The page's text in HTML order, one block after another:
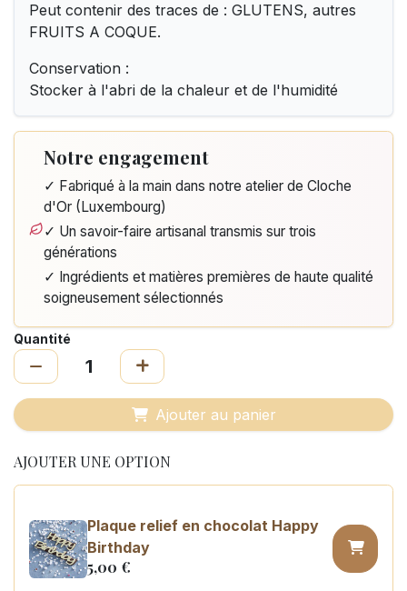
Peut contenir des traces de : GLUTENS, autres
FRUITS A COQUE.
Conservation :
Stocker à l'abri de la chaleur et de l'humidité
Notre engagement
✓ Fabriqué à la main dans notre atelier de Cloche
d'Or (Luxembourg)
✓ Un savoir-faire artisanal transmis sur trois
générations
✓ Ingrédients et matières premières de haute qualité
soigneusement sélectionnés
Quantité
Ajouter au panier
AJOUTER UNE OPTION
Plaque relief en chocolat Happy
Birthday
5,00 €